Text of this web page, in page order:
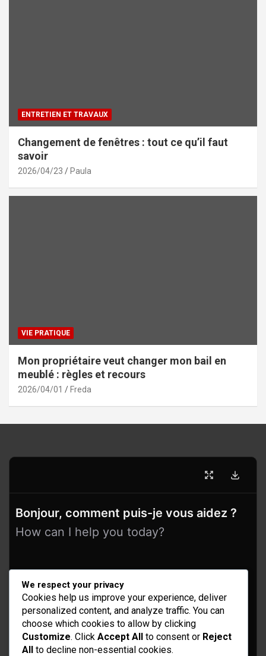
ENTRETIEN ET TRAVAUX
Changement de fenêtres : tout ce qu’il faut
savoir
2026/04/23 Paula
VIE PRATIQUE
Mon propriétaire veut changer mon bail en
meublé : règles et recours
2026/04/01 Freda
Bonjour, comment puis-je vous aidez ?
How can I help you today?
Idées d’aménagement et déco
We respect your privacy
Cookies help us improve your experience, deliver
personalized content, and analyze traffic. You can
choose which cookies to allow by clicking
Customize. Click Accept All to consent or Reject
All to decline non-essential cookies.